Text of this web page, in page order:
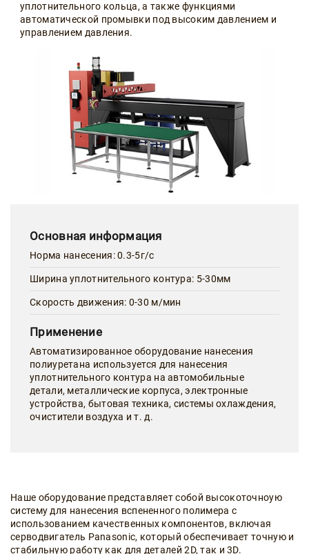
уплотнительного кольца, а также функциями
автоматической промывки под высоким давлением и
управлением давления.
Основная информация
Норма нанесения: 0.3-5г/с
Ширина уплотнительного контура: 5-30мм
Скорость движения: 0-30 м/мин
Применение
Автоматизированное оборудование нанесения
полиуретана используется для нанесения
уплотнительного контура на автомобильные
детали, металлические корпуса, электронные
устройства, бытовая техника, системы охлаждения,
очистители воздуха и т. д.
Наше оборудование представляет собой высокоточноую
систему для нанесения вспененного полимера с
использованием качественных компонентов, включая
серводвигатель Panasonic, который обеспечивает точную и
стабильную работу как для деталей 2D, так и 3D.